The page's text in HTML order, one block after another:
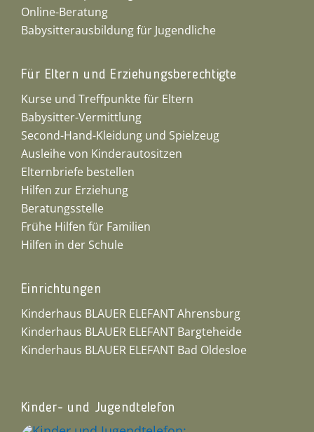
Online-Beratung
Babysitterausbildung für Jugendliche
Für Eltern und Erziehungsberechtigte
Kurse und Treffpunkte für Eltern
Babysitter-Vermittlung
Second-Hand-Kleidung und Spielzeug
Ausleihe von Kinderautositzen
Elternbriefe bestellen
Hilfen zur Erziehung
Beratungsstelle
Frühe Hilfen für Familien
Hilfen in der Schule
Einrichtungen
Kinderhaus BLAUER ELEFANT Ahrensburg
Kinderhaus BLAUER ELEFANT Bargteheide
Kinderhaus BLAUER ELEFANT Bad Oldesloe
Kinder- und Jugendtelefon